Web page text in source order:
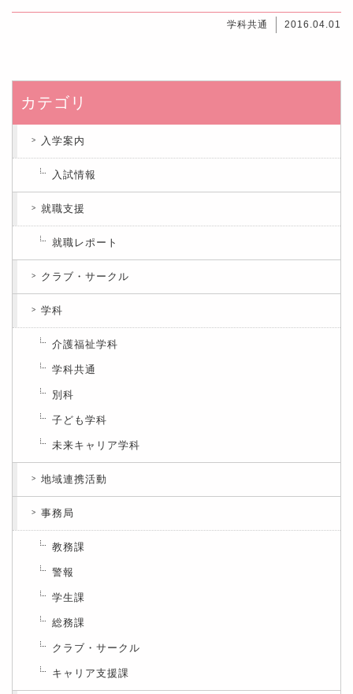
学科共通 2016.04.01
カテゴリ
入学案内
入試情報
就職支援
就職レポート
クラブ・サークル
学科
介護福祉学科
学科共通
別科
子ども学科
未来キャリア学科
地域連携活動
事務局
教務課
警報
学生課
総務課
クラブ・サークル
キャリア支援課